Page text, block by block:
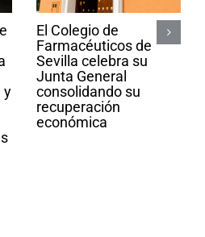
y
El Colegio de
Farmacéuticos de
Sevilla celebra su
Junta General
consolidando su
recuperación
económica